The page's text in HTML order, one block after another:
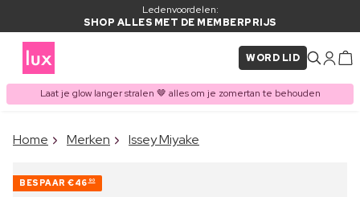
Ledenvoordelen:
SHOP ALLES MET DE MEMBERPRIJS
WORD LID
Laat je glow langer stralen 🤎 alles om je zomertan te behouden
ITEM TOEGEVOEGD AAN
Vaak samen gekocht met
Home Merken Issey Miyake
BESPAAR €46 90